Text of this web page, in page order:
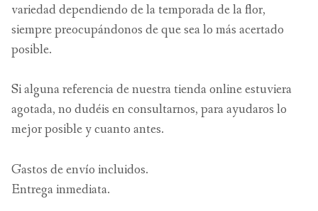
variedad dependiendo de la temporada de la flor,
siempre preocupándonos de que sea lo más acertado
posible.
Si alguna referencia de nuestra tienda online estuviera
agotada, no dudéis en consultarnos, para ayudaros lo
mejor posible y cuanto antes.
Gastos de envío incluidos.
Entrega inmediata.